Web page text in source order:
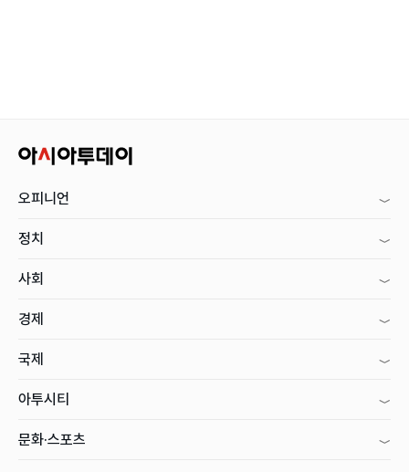
오피니언
정치
사회
경제
국제
아투시티
문화·스포츠